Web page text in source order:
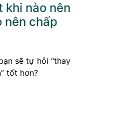
khi nào nên
nên chấp
sẽ tự hỏi “thay
tốt hơn?